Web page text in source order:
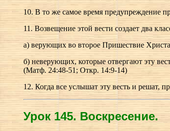
10. В то же самое время предупреждение
11. Возвещение этой вести создает два
а) верующих во второе Пришествие
б) неверующих, которые отвергают эту
(Матф. 24:48-51; Откр. 14:9-14)
12. Когда все услышат эту весть и решат,
Урок 145.Воскресение.